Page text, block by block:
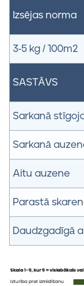
Izsējas norma
3-5 kg / 100m2
SASTĀVS
Sarkanā
Sarkanā
Aitu auzene
Parastā
Daudzgadīgā